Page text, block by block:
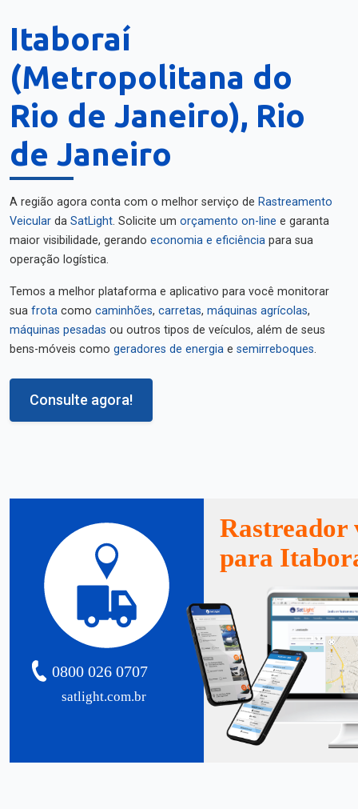
Itaboraí
(Metropolitana do
Rio de Janeiro), Rio
de Janeiro
A região agora conta com o melhor serviço de Rastreamento
Veicular da SatLight. Solicite um orçamento on-line e garanta
maior visibilidade, gerando economia e eficiência para sua
operação logística.
Temos a melhor plataforma e aplicativo para você monitorar
sua frota como caminhões, carretas, máquinas agrícolas,
máquinas pesadas ou outros tipos de veículos, além de seus
bens-móveis como geradores de energia e semirreboques.
Consulte agora!
satlight.com.br
0800 026 0707
Rastreador
para